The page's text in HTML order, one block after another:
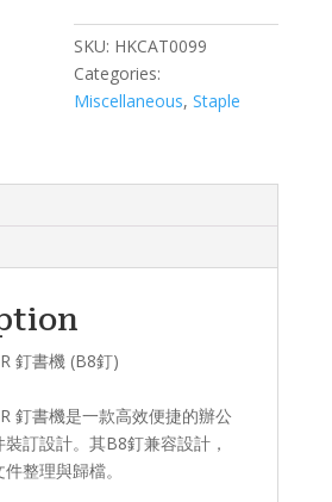
quantity
SKU: HKCAT0099
Categories:
Miscellaneous,Staple
釘書機 (B8釘)
釘書機是一款高效便捷的辦公
訂設計。其B8釘兼容設計，
整理與歸檔。